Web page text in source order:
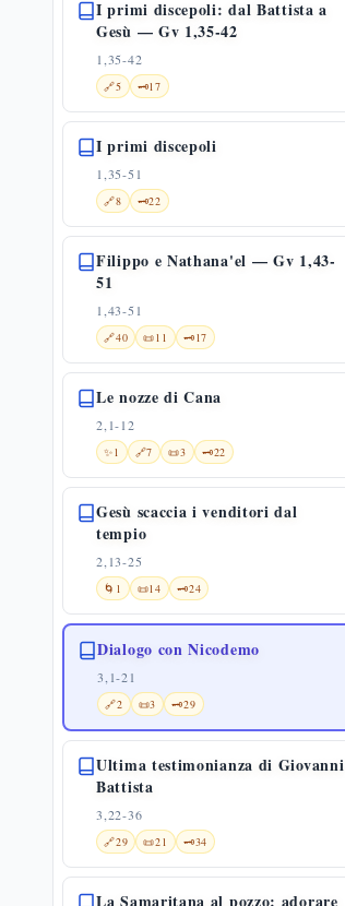
I primi discepoli: dal Battista a
Gesù — Gv 1,35-42
1,35-42
🔗5 🗝️17
I primi discepoli
1,35-51
🔗8 🗝️22
Filippo e Nathana'el — Gv 1,43-
51
1,43-51
🔗40 📜11 🗝️17
Le nozze di Cana
2,1-12
✨1 🔗7 📜3 🗝️22
Gesù scaccia i venditori dal
tempio
2,13-25
🌀 1 📜14 🗝️24
Dialogo con Nicodemo
3,1-21
🔗2 📜3 🗝️29
Ultima testimonianza di Giovanni
Battista
3,22-36
🔗29 📜21 🗝️34
La Samaritana al pozzo: adorare